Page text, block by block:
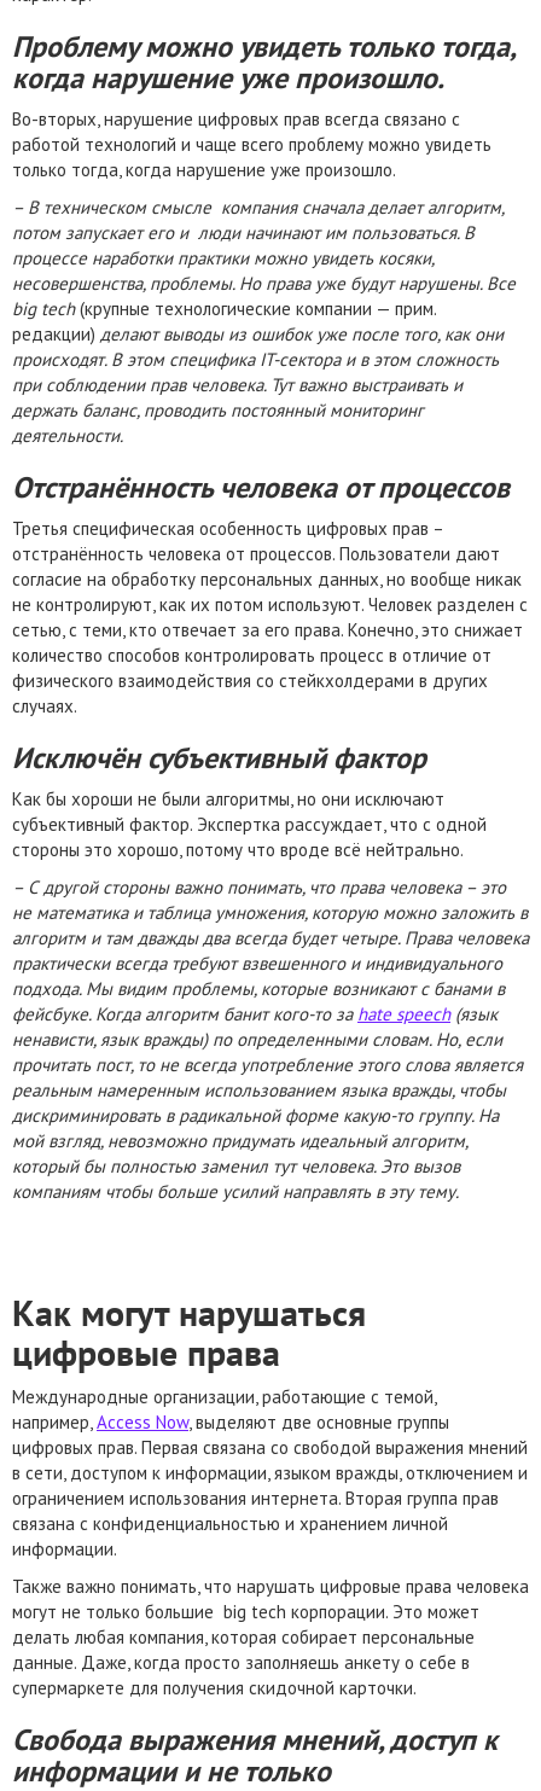
Проблему можно увидеть только тогда,
когда нарушение уже произошло.
Во-вторых, нарушение цифровых прав всегда связано с
работой технологий и чаще всего проблему можно увидеть
только тогда, когда нарушение уже произошло.
– В техническом смысле компания сначала делает алгоритм,
потом запускает его и люди начинают им пользоваться. В
процессе наработки практики можно увидеть косяки,
несовершенства, проблемы. Но права уже будут нарушены. Все
big tech(крупные технологические компании — прим.
редакции) делают выводы из ошибок уже после того, как они
происходят. В этом специфика IT-сектора и в этом сложность
при соблюдении прав человека. Тут важно выстраивать и
держать баланс, проводить постоянный мониторинг
деятельности.
Отстранённость человека от процессов
Третья специфическая особенность цифровых прав –
отстранённость человека от процессов. Пользователи дают
согласие на обработку персональных данных, но вообще никак
не контролируют, как их потом используют. Человек разделен с
сетью, с теми, кто отвечает за его права. Конечно, это снижает
количество способов контролировать процесс в отличие от
физического взаимодействия со стейкхолдерами в других
случаях.
Исключён субъективный фактор
Как бы хороши не были алгоритмы, но они исключают
субъективный фактор. Экспертка рассуждает, что с одной
стороны это хорошо, потому что вроде всё нейтрально.
– С другой стороны важно понимать, что права человека – это
не математика и таблица умножения, которую можно заложить в
алгоритм и там дважды два всегда будет четыре. Права человека
практически всегда требуют взвешенного и индивидуального
подхода. Мы видим проблемы, которые возникают с банами в
фейсбуке. Когда алгоритм банит кого-то за hate speech(язык
ненависти, язык вражды) по определенными словам. Но, если
прочитать пост, то не всегда употребление этого слова является
реальным намеренным использованием языка вражды, чтобы
дискриминировать в радикальной форме какую-то группу. На
мой взгляд, невозможно придумать идеальный алгоритм,
который бы полностью заменил тут человека. Это вызов
компаниям чтобы больше усилий направлять в эту тему.
Как могут нарушаться
цифровые права
Международные организации, работающие с темой,
например,Access Now, выделяют две основные группы
цифровых прав. Первая связана со свободой выражения мнений
в сети, доступом к информации, языком вражды, отключением и
ограничением использования интернета. Вторая группа прав
связана с конфиденциальностью и хранением личной
информации.
Также важно понимать, что нарушать цифровые права человека
могут не только большие big tech корпорации. Это может
делать любая компания, которая собирает персональные
данные. Даже, когда просто заполняешь анкету о себе в
супермаркете для получения скидочной карточки.
Свобода выражения мнений, доступ к
информации и не только